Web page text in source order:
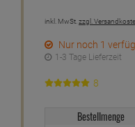
inkl. MwSt.zzgl.
Nur noch 1
1-3 Tage Lieferzeit
8
Bestellmenge